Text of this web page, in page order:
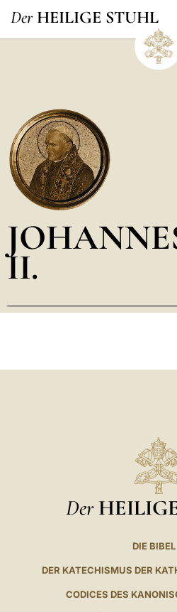
Der HEILIGE STUHL
II.
Der
DIE BIBEL
DER KATECHISMUS DER
CODICES DES